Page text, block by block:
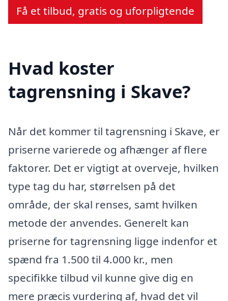
Få et tilbud, gratis og uforpligtende
Hvad koster
tagrensning i Skave?
Når det kommer til tagrensning i Skave, er
priserne varierede og afhænger af flere
faktorer. Det er vigtigt at overveje, hvilken
type tag du har, størrelsen på det
område, der skal renses, samt hvilken
metode der anvendes. Generelt kan
priserne for tagrensning ligge indenfor et
spænd fra 1.500 til 4.000 kr., men
specifikke tilbud vil kunne give dig en
mere præcis vurdering af, hvad det vil